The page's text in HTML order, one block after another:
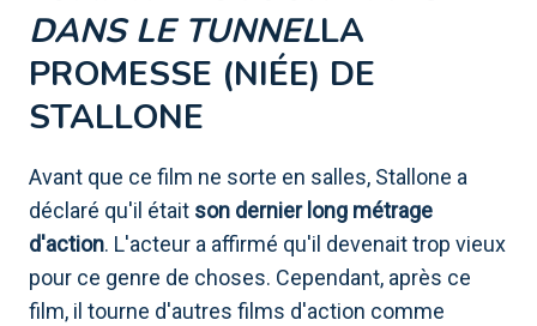
DANS LE TUNNELLA
PROMESSE (NIÉE) DE
STALLONE
Avant que ce film ne sorte en salles, Stallone a
déclaré qu'il était son dernier long métrage
d'action. L'acteur a affirmé qu'il devenait trop vieux
pour ce genre de choses. Cependant, après ce
film, il tourne d'autres films d'action comme